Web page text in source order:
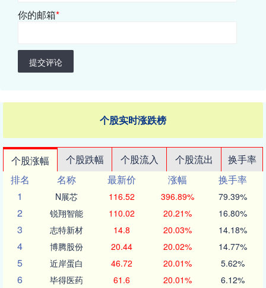
你的邮箱*
提交评论
个股实时涨跌榜
个股涨幅 个股跌幅 个股流入 个股流出
换手率
排名
名称 最新价 涨幅
换手率
1
N展芯 116.52 396.89% 79.39%
2 锐翔智能 110.02 20.21% 16.80%
3 志特新材 14.8 20.03% 14.18%
4 博腾股份 20.44 20.02% 14.77%
5 近岸蛋白 46.72 20.01% 5.62%
6 毕得医药 61.6 20.01% 6.12%